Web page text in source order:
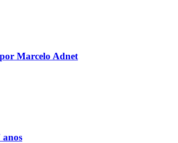
Marcelo Adnet